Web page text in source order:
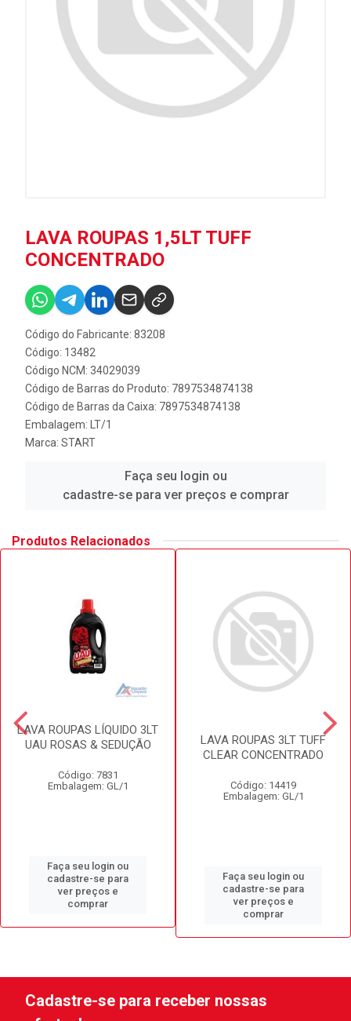
LAVA ROUPAS 1,5LT TUFF
CONCENTRADO
Código do Fabricante: 83208
Código: 13482
Código NCM: 34029039
Código de Barras do Produto: 7897534874138
Código de Barras da Caixa: 7897534874138
Embalagem: LT/1
Marca: START
Faça seu login ou
cadastre-se para ver preços e comprar
Produtos Relacionados
LAVA ROUPAS LÍQUIDO 3LT
UAU ROSAS & SEDUÇÃO
Código: 7831
Embalagem: GL/1
Faça seu login ou
cadastre-se para
ver preços e
comprar
LAVA ROUPAS 3LT TUFF
CLEAR CONCENTRADO
Código: 14419
Embalagem: GL/1
Faça seu login ou
cadastre-se para
ver preços e
comprar
Cadastre-se para receber nossas